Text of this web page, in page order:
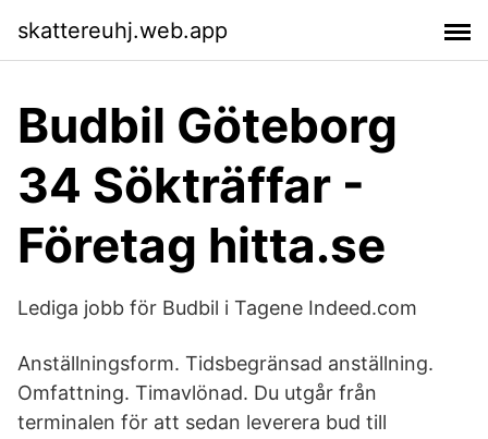
skattereuhj.web.app
Budbil Göteborg
34 Sökträffar -
Företag hitta.se
Lediga jobb för Budbil i Tagene Indeed.com
Anställningsform. Tidsbegränsad anställning.
Omfattning. Timavlönad. Du utgår från
terminalen för att sedan leverera bud till